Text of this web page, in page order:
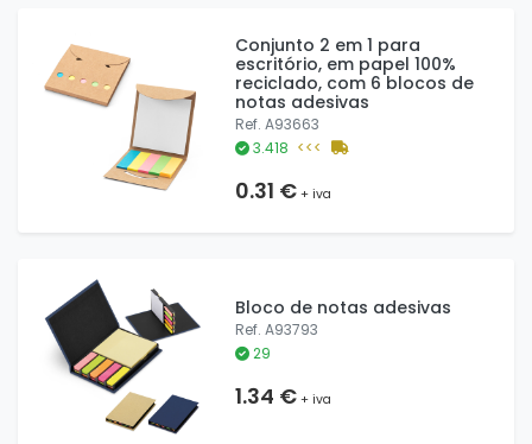
Conjunto 2 em 1 para
escritório, em papel 100%
reciclado, com 6 blocos de
notas adesivas
Ref. A93663
3.418 <<<
0.31 €+ iva
Bloco de notas adesivas
Ref. A93793
29
1.34 €+ iva